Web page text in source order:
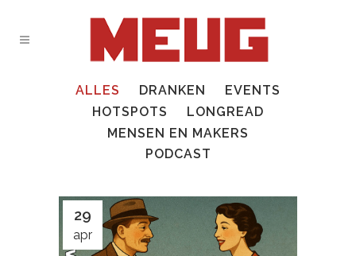
ALLES DRANKEN
EVENTS
HOTSPOTS
LONGREAD
MENSEN EN MAKERS
PODCAST
29
apr